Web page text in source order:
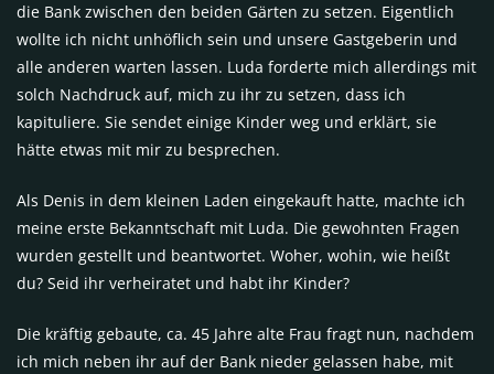
die Bank zwischen den beiden Gärten zu setzen. Eigentlich
wollte ich nicht unhöflich sein und unsere Gastgeberin und
alle anderen warten lassen. Luda forderte mich allerdings mit
solch Nachdruck auf, mich zu ihr zu setzen, dass ich
kapituliere. Sie sendet einige Kinder weg und erklärt, sie
hätte etwas mit mir zu besprechen.
Als Denis in dem kleinen Laden eingekauft hatte, machte ich
meine erste Bekanntschaft mit Luda. Die gewohnten Fragen
wurden gestellt und beantwortet. Woher, wohin, wie heißt
du? Seid ihr verheiratet und habt ihr Kinder?
Die kräftig gebaute, ca. 45 Jahre alte Frau fragt nun, nachdem
ich mich neben ihr auf der Bank nieder gelassen habe, mit